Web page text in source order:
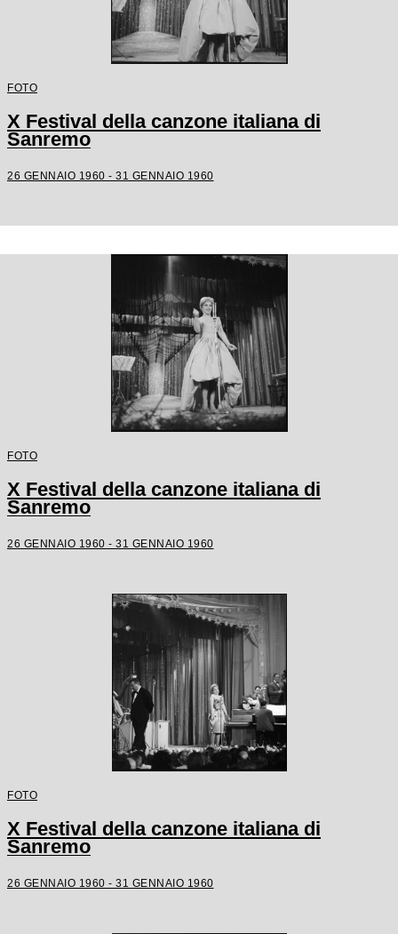
FOTO
X Festival della canzone italiana di
Sanremo
26 GENNAIO 1960 - 31 GENNAIO 1960
FOTO
X Festival della canzone italiana di
Sanremo
26 GENNAIO 1960 - 31 GENNAIO 1960
FOTO
X Festival della canzone italiana di
Sanremo
26 GENNAIO 1960 - 31 GENNAIO 1960